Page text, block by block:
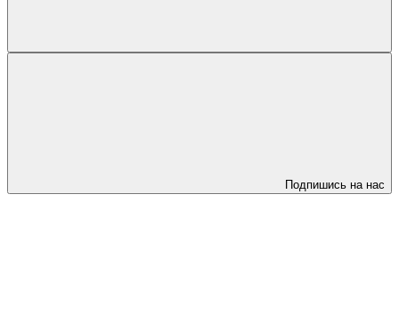
Подпишись на нас